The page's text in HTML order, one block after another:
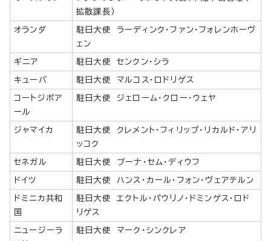
拡散課長）
オランダ
駐日大使 ラーディンク・ファン・フォレンホーヴ
ェン
ギニア 駐日大使 センクン・シラ
キューバ 駐日大使 マルコス・ロドリゲス
コートジボア
ール
駐日大使 ジェローム・クロー・ウェヤ
ジャマイカ
駐日大使 クレメント・フィリップ・リカルド・アリ
ッコク
セネガル 駐日大使 ブーナ・セム・ディウフ
ドイツ 駐日大使 ハンス・カール・フォン・ヴェアテルン
ドミニカ共和
国
駐日大使 エクトル・パウリノ・ドミンゲス・ロド
リゲス
ニュージーラ
駐日大使 マーク・シンクレア